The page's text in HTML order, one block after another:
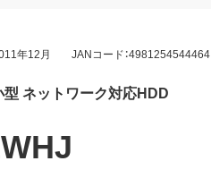
年12月 JANコード：4981254544464
型 ネットワーク対応HDD